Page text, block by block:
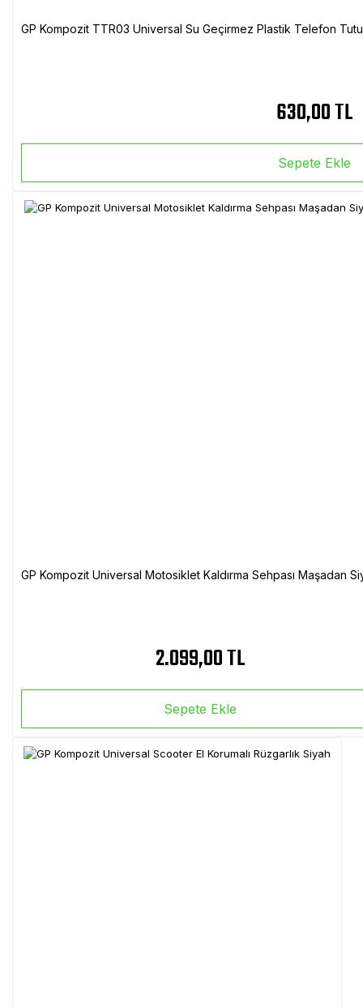
GP Kompozit TTR03 Universal Su Geçirmez Plastik Telefon
630,00 TL
Sepete Ekle
GP Kompozit Universal Motosiklet Kaldırma Sehpası Maşadan
2.099,00 TL
Sepete Ekle